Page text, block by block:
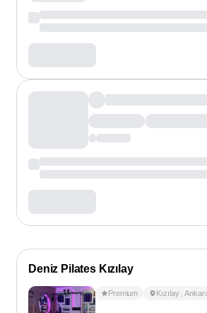
Deniz Pilates Kızılay
Premium Kızılay ,